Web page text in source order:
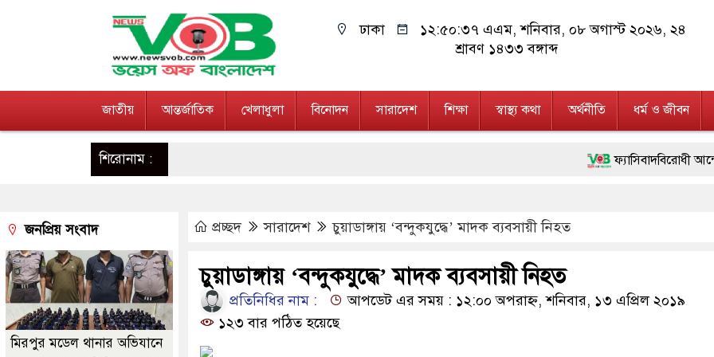
ঢাকা ১২:৫০:৩৮ এএম, শনিবার, ০৮ অগাস্ট ২০২৬, ২৪
শ্রাবণ ১৪৩৩ বঙ্গাব্দ
জাতীয় আন্তর্জাতিক খেলাধুলা বিনোদন সারাদেশ শিক্ষা স্বাস্থ্য কথা অর্থনীতি ধর্ম ও জীবন
শিরোনাম : ফ্যাসিবাদবিরোধী আন্দোলনে
জনগণ পরিবর্তন চেয়েছে বলেই
২৮ লাখ টাকার জাল নোটসহ
নেতৃত্ব ও গণতন্ত্রের মূর্তমান
অবৈধ বিদেশি পিস্তল,
প্রচ্ছদ সারাদেশ চুয়াডাঙ্গায় ‘বন্দুকযুদ্ধে’ মাদক ব্যবসায়ী নিহত
চুয়াডাঙ্গায় ‘বন্দুকযুদ্ধে’ মাদক ব্যবসায়ী নিহত
প্রতিনিধির নাম :
আপডেট এর সময় : ১২:০০ অপরাহ্ন, শনিবার, ১৩ এপ্রিল ২০১৯
১২৩ বার পঠিত হয়েছে
জনপ্রিয় সংবাদ
মিরপুর মডেল থানার অভিযানে